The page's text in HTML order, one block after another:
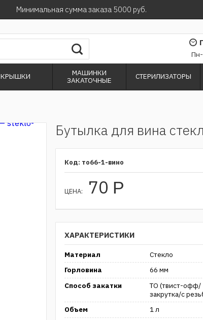
Минимальная сумма заказа 5000 руб.
КРЫШКИ
МАШИНКИ
ЗАКАТОЧНЫЕ
СТЕРИЛИЗАТОРЫ
Бутылка для вина
то66-1-вино
ЦЕНА: 70 Р
ХАРАКТЕРИСТИКИ
Материал
Стекло
Горловина
66 мм
Способ закатки
ТО (твист-офф/
закрутка/с
Объем
1 л